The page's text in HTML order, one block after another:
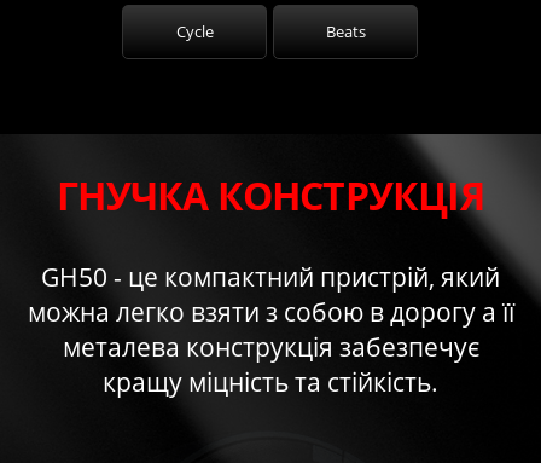
Cycle Beats
ГНУЧКА КОНСТРУКЦІЯ
GH50 - це компактний пристрій, який
можна легко взяти з собою в дорогу а її
металева конструкція забезпечує
кращу міцність та стійкість.